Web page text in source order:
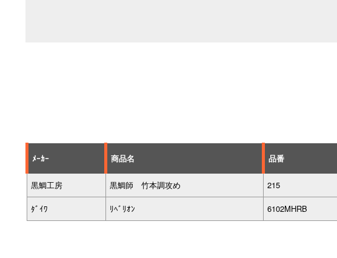
ﾒｰｶｰ 商品名 品番
黒鯛工房 黒鯛師 竹本調攻め 215
ﾀﾞｲﾜ ﾘﾍﾞﾘｵﾝ 6102MHRB